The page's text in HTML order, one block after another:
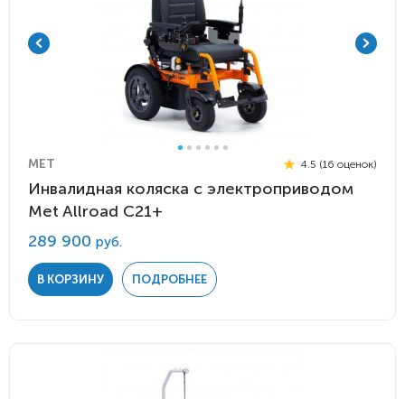
MET 4.5 (16 оценок)
Инвалидная коляска с электроприводом
Met Allroad C21+
289 900 руб.
В КОРЗИНУ ПОДРОБНЕЕ